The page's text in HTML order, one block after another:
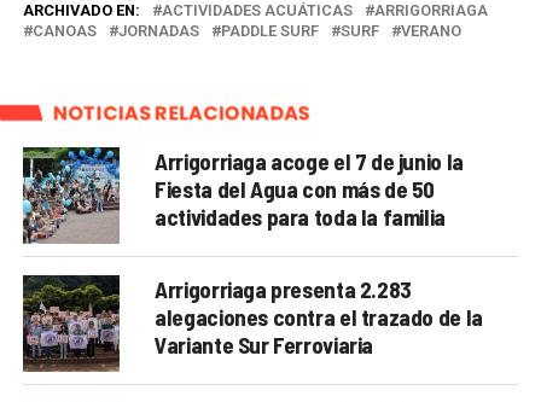
ARCHIVADO EN: ACTIVIDADES ACUÁTICAS
ARRIGORRIAGA
CANOAS
JORNADAS PADDLE SURF SURF VERANO
NOTICIAS RELACIONADAS
Arrigorriaga acoge el 7 de junio la
Fiesta del Agua con más de 50
actividades para toda la familia
Arrigorriaga presenta 2.283
alegaciones contra el trazado de la
Variante Sur Ferroviaria